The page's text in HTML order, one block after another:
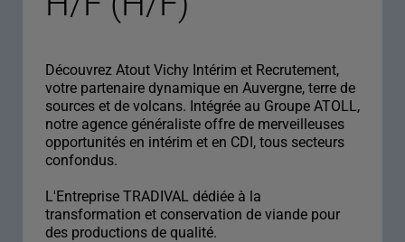
Découvrez Atout Vichy Intérim et Recrutement,
votre partenaire dynamique en Auvergne, terre de
sources et de volcans. Intégrée au Groupe ATOLL,
notre agence généraliste offre de merveilleuses
opportunités en intérim et en CDI, tous secteurs
confondus.
L'Entreprise TRADIVAL dédiée à la
transformation et conservation de viande pour
des productions de qualité.